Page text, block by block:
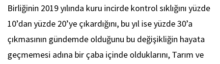
Birliğinin 2019 yılında kuru incirde kontrol sıklığını yüzde
10’dan yüzde 20’ye çıkardığını, bu yıl ise yüzde 30’a
çıkmasının gündemde olduğunu bu değişikliğin hayata
geçmemesi adına bir çaba içinde olduklarını, Tarım ve